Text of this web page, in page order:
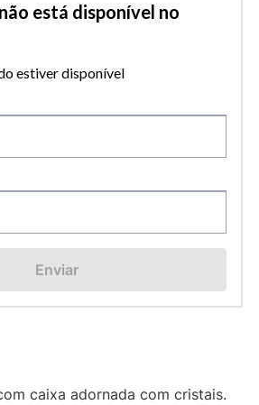
está disponível no
estiver disponível
Enviar
caixa adornada com cristais.